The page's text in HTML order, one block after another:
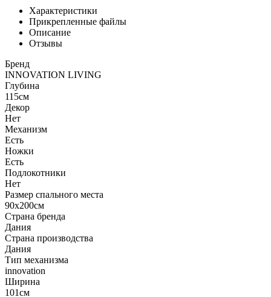
Характеристики
Прикрепленные файлы
Описание
Отзывы
Бренд
INNOVATION LIVING
Глубина
115см
Декор
Нет
Механизм
Есть
Ножки
Есть
Подлокотники
Нет
Размер спального места
90x200см
Страна бренда
Дания
Страна производства
Дания
Тип механизма
innovation
Ширина
101см